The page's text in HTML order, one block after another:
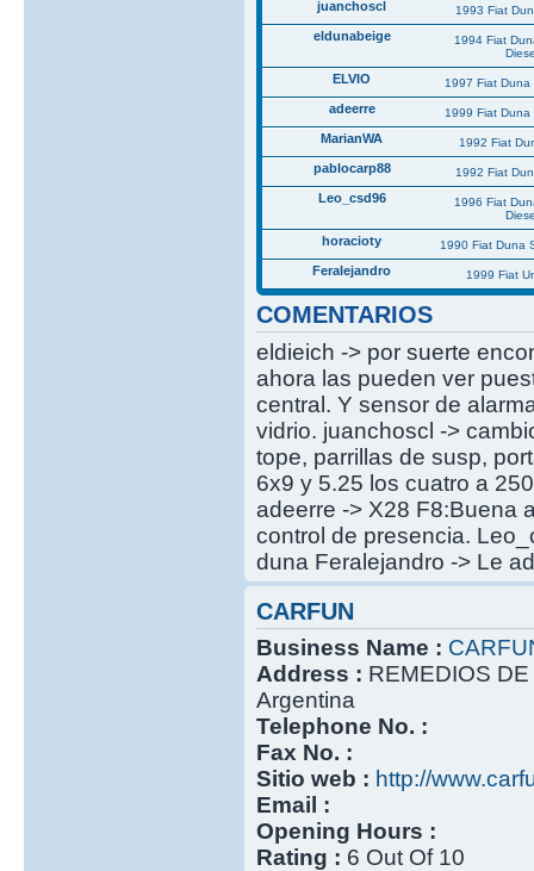
juanchoscl 1993 Fiat
eldunabeige
1994 Fiat
ELVIO 1997 Fiat Duna
adeerre 1999 Fiat Duna
MarianWA 1992 Fiat
pablocarp88 1992 Fiat
Leo_csd96
1996 Fiat
horacioty 1990 Fiat Duna
Feralejandro 1999 Fiat
COMENTARIOS
eldieich -> por suerte
ahora las pueden ver
central. Y sensor de
vidrio. juanchoscl ->
tope, parrillas de susp,
6x9 y 5.25 los cuatro a
adeerre -> X28 F8:Buena
control de presencia.
duna Feralejandro -> Le
CARFUN
Business Name :
Address : REMEDIOS
Argentina
Telephone No. :
Fax No. :
Sitio web : http://
Email :
Opening Hours :
Rating : 6 Out Of 10